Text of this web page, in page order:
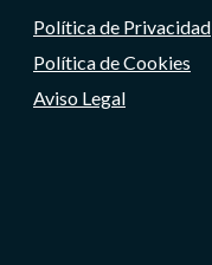
Política de Privacidad
Política de Cookies
Aviso Legal